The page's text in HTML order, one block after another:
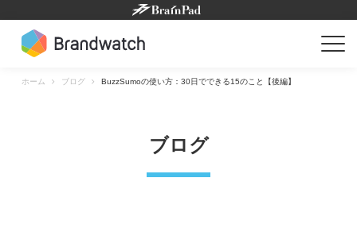
content
ホーム ブログ BuzzSumoの使い方：30日でできる15のこと【後編】
ブログ